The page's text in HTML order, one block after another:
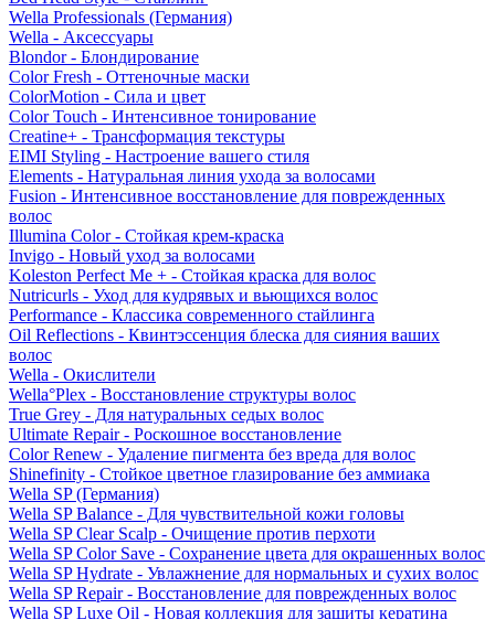
Wella Professionals (Германия)
Wella - Аксессуары
Blondor - Блондирование
Color Fresh - Оттеночные маски
ColorMotion - Сила и цвет
Color Touch - Интенсивное тонирование
Creatine+ - Трансформация текстуры
EIMI Styling - Настроение вашего стиля
Elements - Натуральная линия ухода за волосами
Fusion - Интенсивное восстановление для поврежденных
волос
Illumina Color - Стойкая крем-краска
Invigo - Новый уход за волосами
Koleston Perfect Me + - Стойкая краска для волос
Nutricurls - Уход для кудрявых и вьющихся волос
Performance - Классика современного стайлинга
Oil Reflections - Квинтэссенция блеска для сияния ваших
волос
Wella - Окислители
Wella°Plex - Восстановление структуры волос
True Grey - Для натуральных седых волос
Ultimate Repair - Роскошное восстановление
Color Renew - Удаление пигмента без вреда для волос
Shinefinity - Стойкое цветное глазирование без аммиака
Wella SP (Германия)
Wella SP Balance - Для чувствительной кожи головы
Wella SP Clear Scalp - Очищение против перхоти
Wella SP Color Save - Сохранение цвета для окрашенных волос
Wella SP Hydrate - Увлажнение для нормальных и сухих волос
Wella SP Repair - Восстановление для поврежденных волос
Wella SP Luxe Oil - Новая коллекция для защиты кератина